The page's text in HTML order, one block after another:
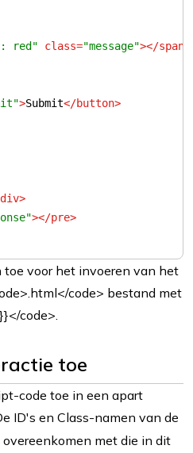
red" class="message"></span
>Submit</button>
div>
></pre>
voor het invoeren van het
code> bestand met
code>.
toe
code toe in een apart
ID's en Class-namen van de
met die in dit